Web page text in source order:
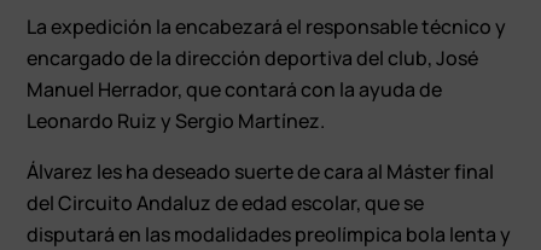
La expedición la encabezará el responsable técnico y
encargado de la dirección deportiva del club, José
Manuel Herrador, que contará con la ayuda de
Leonardo Ruiz y Sergio Martínez.
Álvarez les ha deseado suerte de cara al Máster final
del Circuito Andaluz de edad escolar, que se
disputará en las modalidades preolímpica bola lenta y